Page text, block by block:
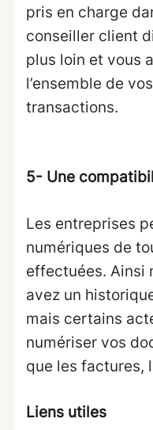
pris en charge
conseiller client
plus loin et vous
l’ensemble de
transactions.
5- Une
Les entreprises
numériques de
effectuées. Ainsi
avez un
mais certains
numériser vos
que les factures,
Liens utiles